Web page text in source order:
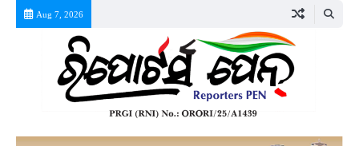
Aug 7, 2026